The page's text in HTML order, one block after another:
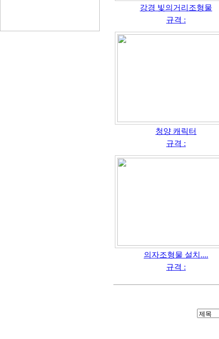
강경 빛의거리조형물
규격 :
청양 캐릭터
규격 :
의자조형물 설치....
규격 :